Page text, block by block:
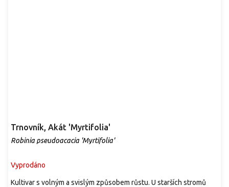
Trnovník, Akát 'Myrtifolia'
Robinia pseudoacacia 'Myrtifolia'
Vyprodáno
Kultivar s volným a svislým způsobem růstu. U starších stromů